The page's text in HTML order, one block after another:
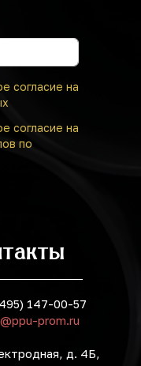
согласие на
согласие на
по
147-00-57
prom.ru
д. 4Б,